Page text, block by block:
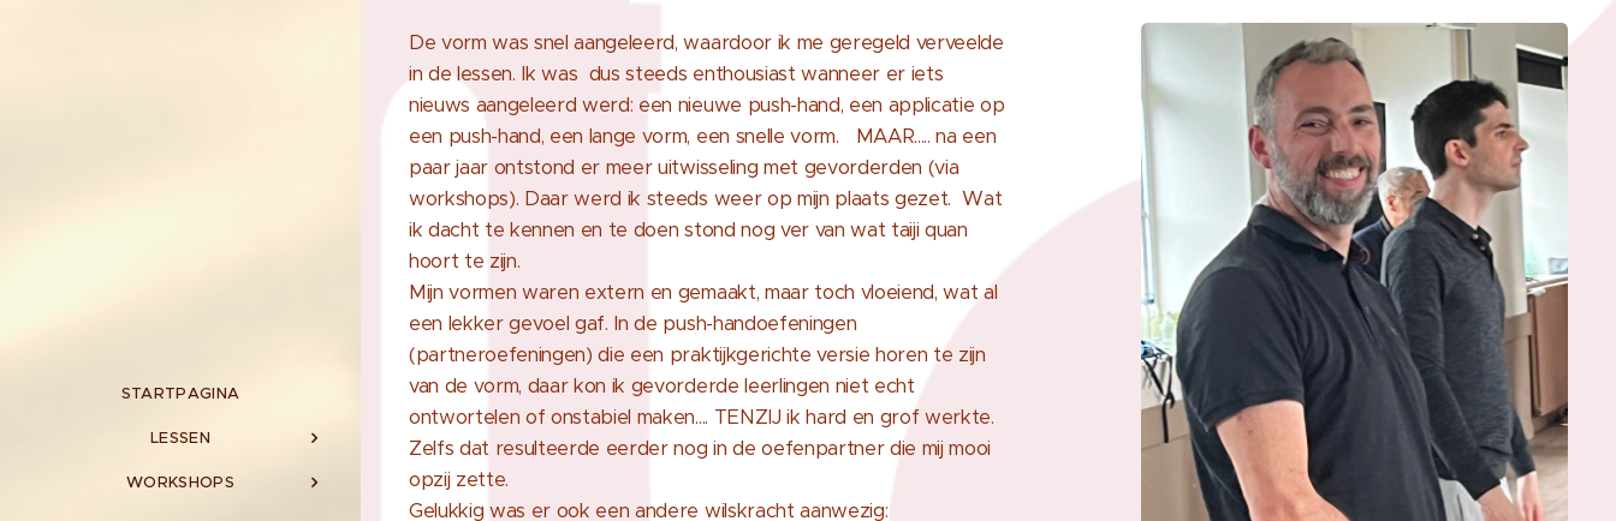
STARTPAGINA
LESSEN
WORKSHOPS
De vorm was snel aangeleerd, waardoor ik me geregeld verveelde
in de lessen. Ik was dus steeds enthousiast wanneer er iets
nieuws aangeleerd werd: een nieuwe push-hand, een applicatie op
een push-hand, een lange vorm, een snelle vorm. MAAR..... na een
paar jaar ontstond er meer uitwisseling met gevorderden (via
workshops). Daar werd ik steeds weer op mijn plaats gezet. Wat
ik dacht te kennen en te doen stond nog ver van wat taiji quan
hoort te zijn.
Mijn vormen waren extern en gemaakt, maar toch vloeiend, wat al
een lekker gevoel gaf. In de push-handoefeningen
(partneroefeningen) die een praktijkgerichte versie horen te zijn
van de vorm, daar kon ik gevorderde leerlingen niet echt
ontwortelen of onstabiel maken.... TENZIJ ik hard en grof werkte.
Zelfs dat resulteerde eerder nog in de oefenpartner die mij mooi
opzij zette.
Gelukkig was er ook een andere wilskracht aanwezig: